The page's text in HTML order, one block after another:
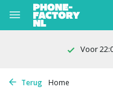
Voor
Terug Home